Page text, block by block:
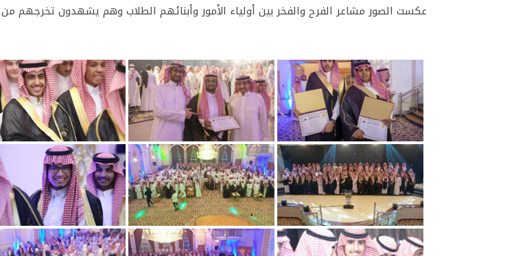
عكست الصور مشاعر الفرح والفخر بين أولياء الأمور وأبنائهم الطلاب وهم يشهدون تخرجهم من